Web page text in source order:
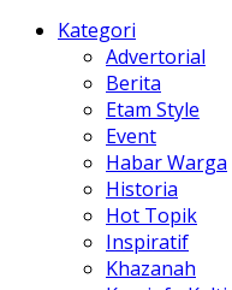
Kategori
Advertorial
Berita
Etam Style
Event
Habar Warga
Historia
Hot Topik
Inspiratif
Khazanah